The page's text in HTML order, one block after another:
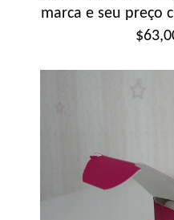
marca e seu preço